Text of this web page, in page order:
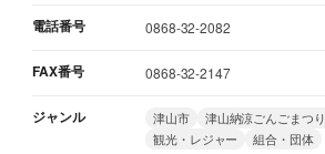
電話番号 0868-32-2082
FAX番号 0868-32-2147
ジャンル 津山市 津山納涼ごんごまつり
観光・レジャー
組合・団体